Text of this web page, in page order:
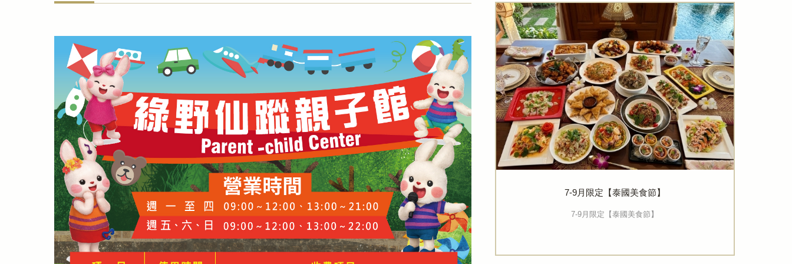
【2026】暑期線上旅展
▶2026悅川暑期線上旅展快來購買最優惠的住宿券！ 8月快閃限時優惠
8月快閃限時優惠
7-9月限定【泰國美食節】
7-9月限定【泰國美食節】